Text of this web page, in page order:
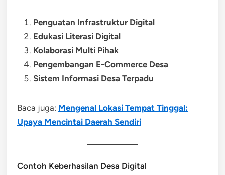
Penguatan Infrastruktur Digital
Edukasi Literasi Digital
Kolaborasi Multi Pihak
Pengembangan E-Commerce Desa
Sistem Informasi Desa Terpadu
Baca juga: Mengenal Lokasi Tempat Tinggal:
Upaya Mencintai Daerah Sendiri
Contoh Keberhasilan Desa Digital